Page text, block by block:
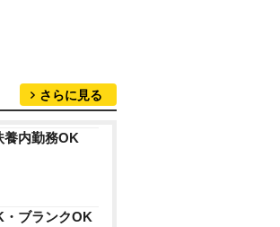
さらに見る
養内勤務OK
ブランクOK